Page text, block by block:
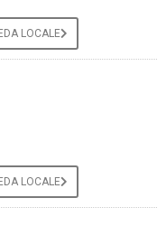
LOCALE
LOCALE